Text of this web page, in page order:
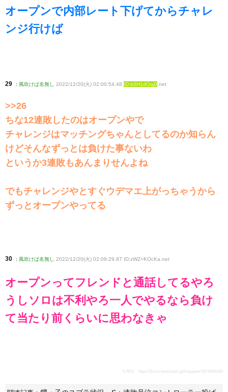
オープンで内部レート下げてからチャレ
ンジ行けば
29 : 風吹けば名無し 2022/12/20(火) 02:00:54.48 ID:b0H1dOaj0 .net
>>26
ちな12連敗したのはオープンやで
チャレンジはマッチングちゃんとしてるのか知らん
けどそんなずっとは負けた事ないわ
というか3連敗もあんまりせんよね
でもチャレンジやとすぐウデマエ上がっちゃうから
ずっとオープンやってる
30 : 風吹けば名無し 2022/12/20(火) 02:09:29.87 ID:zWZ+KOcKa .net
オープンってフレンドと通話してるやろ
うしソロは不利やろ一人でやるなら負け
て当たり前くらいに思わなきゃ
引用元： https://2ch.sc/test/read.cgi/livejupiter/1671466192/